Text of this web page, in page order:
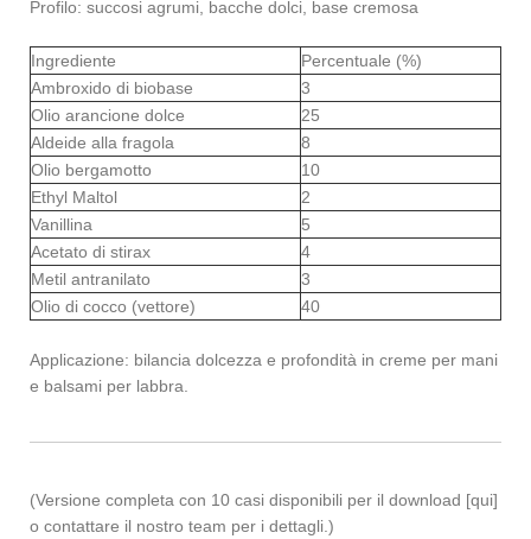
Profilo: succosi agrumi, bacche dolci, base cremosa
Ingrediente
Percentuale (%)
Ambroxido di biobase
3
Olio arancione dolce
25
Aldeide alla fragola
8
Olio bergamotto
10
Ethyl Maltol
2
Vanillina
5
Acetato di stirax
4
Metil antranilato
3
Olio di cocco (vettore)
40
Applicazione: bilancia dolcezza e profondità in creme per mani
e balsami per labbra.
(Versione completa con 10 casi disponibili per il download [qui]
o contattare il nostro team per i dettagli.)